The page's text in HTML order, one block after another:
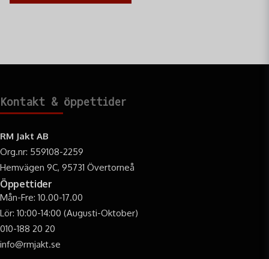
Kontakt & öppettider
RM Jakt AB
Org.nr: 559108-2259
Hemvägen 9C, 95731 Övertorneå
Öppettider
Mån-Fre: 10.00-17.00
Lör: 10:00-14:00 (Augusti-Oktober)
010-188 20 20
info@rmjakt.se